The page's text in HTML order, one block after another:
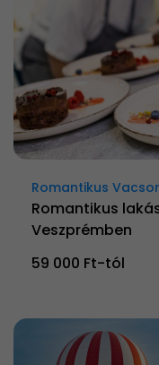
Romantikus
Romantikus
Veszprémben
59 000 Ft-tól